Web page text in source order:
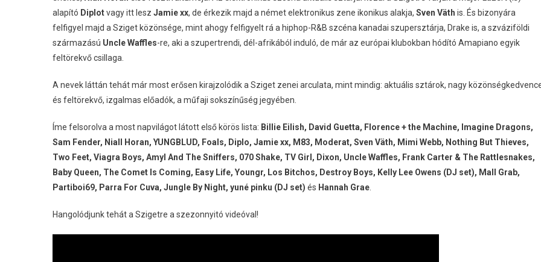
alapító Diplotvagy itt lesz Jamie xx, de érkezik majd a német elektronikus zene ikonikus alakja, Sven Väth is. És bizonyára
felfigyel majd a Sziget közönsége, mint ahogy felfigyelt rá a hiphop-R&B szcéna kanadai szupersztárja, Drake is, a szváziföldi
származású Uncle Waffles-re, aki a szupertrendi, dél-afrikából induló, de már az európai klubokban hódító Amapiano egyik
feltörekvő csillaga.
A nevek láttán tehát már most erősen kirajzolódik a Sziget zenei arculata, mint mindig: aktuális sztárok, nagy
és feltörekvő, izgalmas előadók, a műfaji sokszínűség jegyében.
Íme felsorolva a most napvilágot látott első körös lista: Billie Eilish, David Guetta, Florence + the Machine, Imagine Dragons,
Sam Fender, Niall Horan, YUNGBLUD, Foals, Diplo, Jamie xx, M83, Moderat, Sven Väth, Mimi Webb, Nothing But Thieves,
Two Feet, Viagra Boys, Amyl And The Sniffers, 070 Shake, TV Girl, Dixon, Uncle Waffles, Frank Carter & The Rattlesnakes,
Baby Queen, The Comet Is Coming, Easy Life, Youngr, Los Bitchos, Destroy Boys, Kelly Lee Owens (DJ set), Mall Grab,
Partiboi69, Parra For Cuva, Jungle By Night, yuné pinku (DJ set) és Hannah Grae
Hangolódjunk tehát a Szigetre a szezonnyitó videóval!